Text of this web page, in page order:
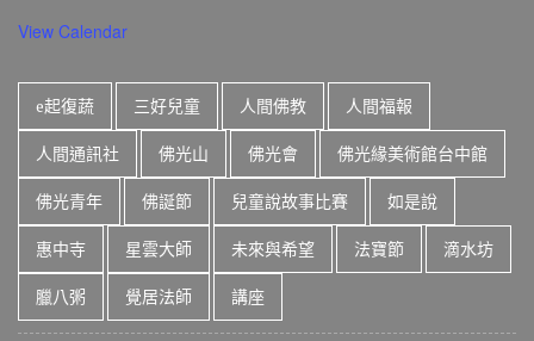
View Calendar
e起復蔬 三好兒童 人間佛教 人間福報
人間通訊社 佛光山 佛光會 佛光緣美術館台中館
佛光青年 佛誕節 兒童說故事比賽 如是說
惠中寺 星雲大師 未來與希望 法寶節 滴水坊
臘八粥 覺居法師 講座